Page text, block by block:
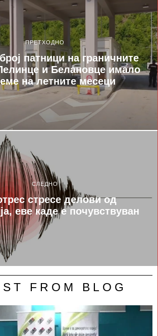
ПРЕТХОДНО
патници на граничните
и Белановце имало
на летните месеци
СЛЕДНО
стресе делови од
еве каде е почувствуван
FROM BLOG